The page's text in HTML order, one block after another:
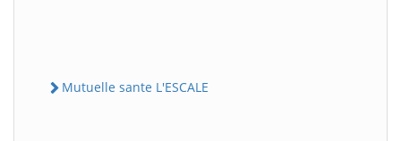
Mutuelle sante L'ESCALE